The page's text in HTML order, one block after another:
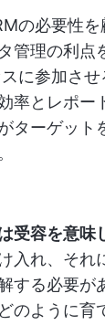
の必要性
管理の利点
に参加さ
率とレポー
ターゲット
受容を意味
入れ、それ
する必要が
のように育